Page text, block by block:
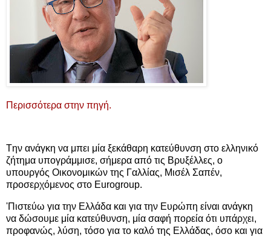
Περισσότερα στην πηγή.
Tην ανάγκη να μπει μία ξεκάθαρη κατεύθυνση στο ελληνικό
ζήτημα υπογράμμισε, σήμερα από τις Βρυξέλλες, ο
υπουργός Οικονομικών της Γαλλίας, Μισέλ Σαπέν,
προσερχόμενος στο Eurogroup.
'Πιστεύω για την Ελλάδα και για την Ευρώπη είναι ανάγκη
να δώσουμε μία κατεύθυνση, μία σαφή πορεία ότι υπάρχει,
προφανώς, λύση, τόσο για το καλό της Ελλάδας, όσο και για